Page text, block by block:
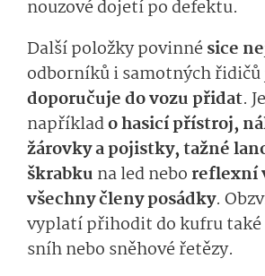
nouzové dojetí po defektu.
Další položky povinnésice
odborníků i samotných řidičů
doporučuje do vozu přidat.
napříklado hasicí přístroj,
žárovky a pojistky, tažné
škrabku na led nebo reflexní
všechny členy posádky.
vyplatí přihodit do kufru
sníh nebo sněhové řetězy.